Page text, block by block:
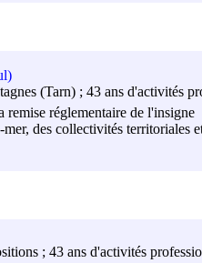
(Tarn) ; 43 ans d'activités
remise réglementaire de l'insigne
des collectivités territoriales
; 43 ans d'activités